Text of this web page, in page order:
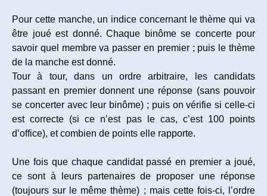
Pour cette manche, un indice concernant le thème qui va
être joué est donné. Chaque binôme se concerte pour
savoir quel membre va passer en premier ; puis le thème
de la manche est donné.
Tour à tour, dans un ordre arbitraire, les candidats
passant en premier donnent une réponse (sans pouvoir
se concerter avec leur binôme) ; puis on vérifie si celle-ci
est correcte (si ce n’est pas le cas, c’est 100 points
d’office), et combien de points elle rapporte.
Une fois que chaque candidat passé en premier a joué,
ce sont à leurs partenaires de proposer une réponse
(toujours sur le même thème) ; mais cette fois-ci, l’ordre